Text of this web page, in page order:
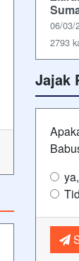
06/03/
2793
Jajak